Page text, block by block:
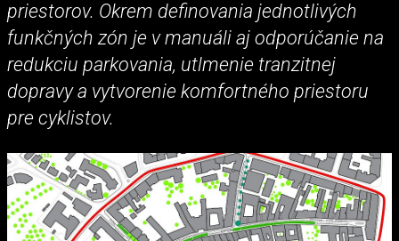
priestorov. Okrem definovania jednotlivých
funkčných zón je v manuáli aj odporúčanie na
redukciu parkovania, utlmenie tranzitnej
dopravy a vytvorenie komfortného priestoru
pre cyklistov.